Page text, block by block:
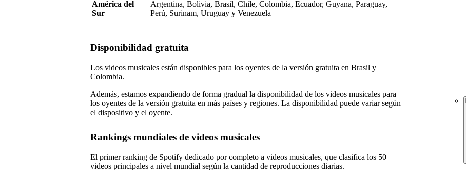
América del
Sur
Argentina, Bolivia, Brasil, Chile, Colombia, Ecuador, Guyana, Paraguay,
Perú, Surinam, Uruguay y Venezuela
Disponibilidad gratuita
Los videos musicales están disponibles para los oyentes de la versión gratuita en Brasil y
Colombia.
Además, estamos expandiendo de forma gradual la disponibilidad de los videos musicales para
los oyentes de la versión gratuita en más países y regiones. La disponibilidad puede variar según
el dispositivo y el oyente.
Rankings mundiales de videos musicales
El primer ranking de Spotify dedicado por completo a videos musicales, que clasifica los 50
videos principales a nivel mundial según la cantidad de reproducciones diarias.